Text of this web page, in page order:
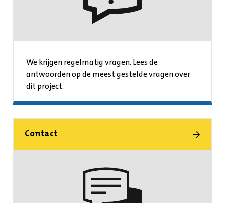
We krijgen regelmatig vragen. Lees de
antwoorden op de meest gestelde vragen over
dit project.
Contact